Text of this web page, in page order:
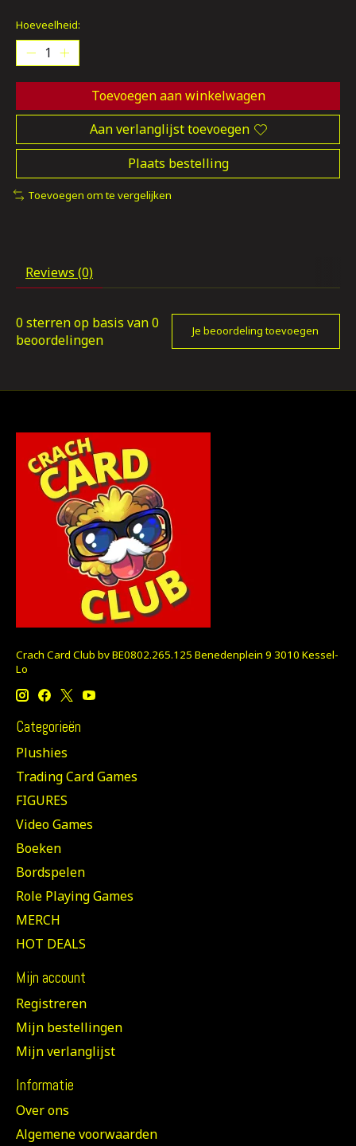
Hoeveelheid:
Toevoegen aan winkelwagen
Aan verlanglijst toevoegen
Plaats bestelling
Toevoegen om te vergelijken
Reviews (0)
0 sterren op basis van0
beoordelingen
Je beoordeling toevoegen
Crach Card Club bv BE0802.265.125 Benedenplein 9 3010 Kessel-
Lo
Categorieën
Plushies
Trading Card Games
FIGURES
Video Games
Boeken
Bordspelen
Role Playing Games
MERCH
HOT DEALS
Mijn account
Registreren
Mijn bestellingen
Mijn verlanglijst
Informatie
Over ons
Algemene voorwaarden